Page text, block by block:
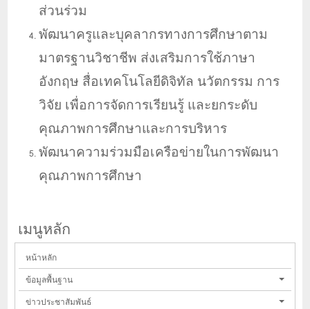
ส่วนร่วม
พัฒนาครูและบุคลากรทางการศึกษาตาม
มาตรฐานวิชาชีพ ส่งเสริมการใช้ภาษา
อังกฤษ สื่อเทคโนโลยีดิจิทัล นวัตกรรม การ
วิจัย เพื่อการจัดการเรียนรู้ และยกระดับ
คุณภาพการศึกษาและการบริหาร
พัฒนาความร่วมมือเครือข่ายในการพัฒนา
คุณภาพการศึกษา
เมนูหลัก
หน้าหลัก
ข้อมูลพื้นฐาน
ข่าวประชาสัมพันธ์